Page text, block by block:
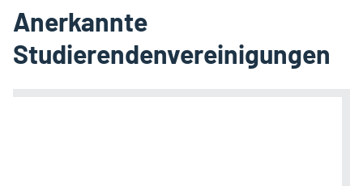
Anerkannte
Studierendenvereinigungen